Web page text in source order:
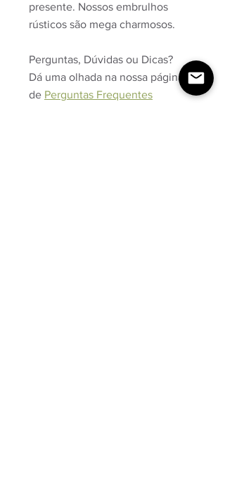
presente. Nossos embrulhos
rústicos são mega charmosos.
Perguntas, Dúvidas ou Dicas?
Dá uma olhada na nossa página
de Perguntas Frequentes